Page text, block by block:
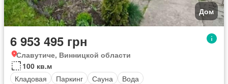
Дом
6 953 495 грн
Славутиче, Винницкой области
100 кв.м
Кладовая
Паркинг Сауна Вода